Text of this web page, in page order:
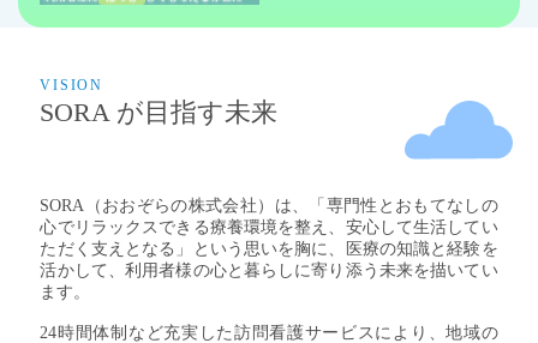
VISION
SORA が目指す未来
SORA（おおぞらの株式会社）は、「専門性とおもてなしの
心でリラックスできる療養環境を整え、安心して生活してい
ただく支えとなる」という思いを胸に、医療の知識と経験を
活かして、利用者様の心と暮らしに寄り添う未来を描いてい
ます。
24時間体制など充実した訪問看護サービスにより、地域の